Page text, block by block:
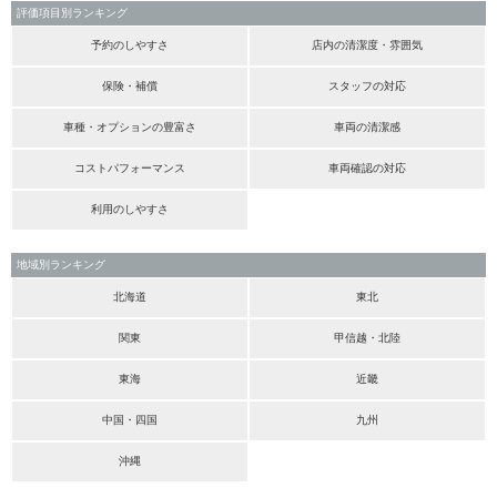
評価項目別ランキング
予約のしやすさ 店内の清潔度・雰囲気
保険・補償 スタッフの対応
車種・オプションの豊富さ 車両の清潔感
コストパフォーマンス 車両確認の対応
利用のしやすさ
地域別ランキング
北海道 東北
関東 甲信越・北陸
東海 近畿
中国・四国 九州
沖縄